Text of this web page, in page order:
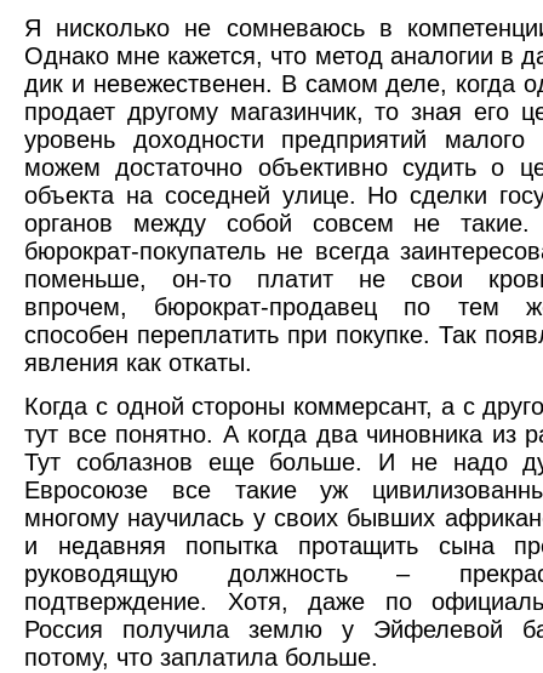
Я нисколько не сомневаюсь в
Однако мне кажется, что метод аналогии в
дик и невежественен. В самом деле, когда
продает другому магазинчик, то зная его
уровень доходности предприятий
можем достаточно объективно судить о
объекта на соседней улице. Но сделки
органов между собой совсем не
бюрократ-покупатель не всегда
поменьше, он-то платит не свои
впрочем, бюрократ-продавец по тем
способен переплатить при покупке. Так
явления как откаты.
Когда с одной стороны коммерсант, а с
тут все понятно. А когда два чиновника из
Тут соблазнов еще больше. И не надо
Евросоюзе все такие уж
многому научилась у своих бывших
и недавняя попытка протащить сына
руководящую должность –
подтверждение. Хотя, даже по
Россия получила землю у Эйфелевой
потому, что заплатила больше.